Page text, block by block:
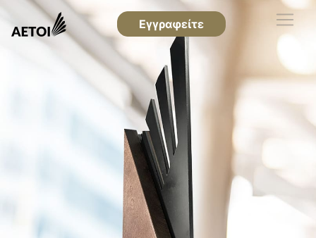
Εγγραφείτε